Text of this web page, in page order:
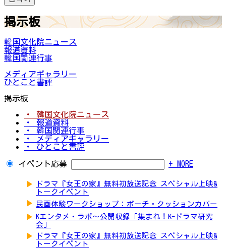
掲示板
韓国文化院ニュース
報道資料
韓国関連行事
メディアギャラリー
ひとこと書評
掲示板
・ 韓国文化院ニュース
・ 報道資料
・ 韓国関連行事
・ メディアギャラリー
・ ひとこと書評
イベント応募 + MORE
▶
ドラマ『女王の家』無料初放送記念 スペシャル上映&
トークイベント
▶ 民画体験ワークショップ：ポーチ・クッションカバー
▶ Kエンタメ・ラボ～公開収録「集まれ！K-ドラマ研究
会」
▶
ドラマ『女王の家』無料初放送記念 スペシャル上映&
トークイベント